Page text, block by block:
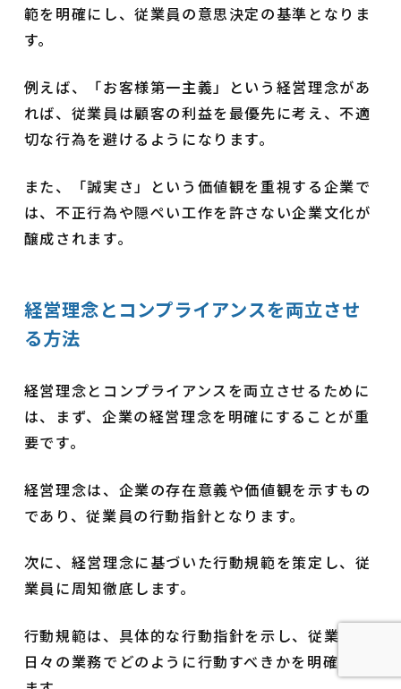
範を明確にし、従業員の意思決定の基準となりま
す。
例えば、「お客様第一主義」という経営理念があ
れば、従業員は顧客の利益を最優先に考え、不適
切な行為を避けるようになります。
また、「誠実さ」という価値観を重視する企業で
は、不正行為や隠ぺい工作を許さない企業文化が
醸成されます。
経営理念とコンプライアンスを両立させ
る方法
経営理念とコンプライアンスを両立させるために
は、まず、企業の経営理念を明確にすることが重
要です。
経営理念は、企業の存在意義や価値観を示すもの
であり、従業員の行動指針となります。
次に、経営理念に基づいた行動規範を策定し、従
業員に周知徹底します。
行動規範は、具体的な行動指針を示し、従業員が
日々の業務でどのように行動すべきかを明確にし